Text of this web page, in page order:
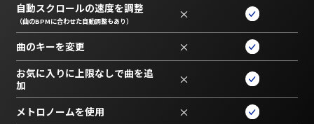
自動スクロールの速度を調整
（曲のBPMに合わせた自動調整もあり） ×
曲のキーを変更 ×
お気に入りに上限なしで曲を追
加
×
メトロノームを使用 ×